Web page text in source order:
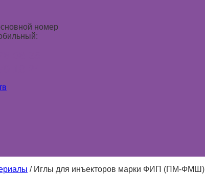
номер
08 25
18 24
/Иглы для инъекторов марки ФИП (ПМ-ФМШ)